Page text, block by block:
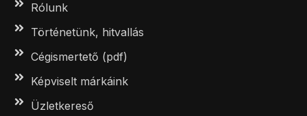
Rólunk
Történetünk, hitvallás
Cégismertető (pdf)
Képviselt márkáink
Üzletkereső